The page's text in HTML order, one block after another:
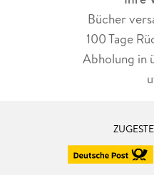
Bücher
100 Tage
Abholung in